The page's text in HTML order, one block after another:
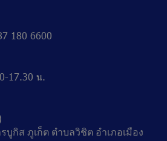
180 6600
17.30 น.
บูกิส ภูเก็ต ตำบลวิชิต อำเภอเมือง